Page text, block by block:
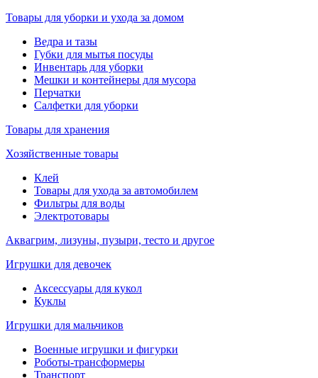
Товары для уборки и ухода за домом
Ведра и тазы
Губки для мытья посуды
Инвентарь для уборки
Мешки и контейнеры для мусора
Перчатки
Салфетки для уборки
Товары для хранения
Хозяйственные товары
Клей
Товары для ухода за автомобилем
Фильтры для воды
Электротовары
Аквагрим, лизуны, пузыри, тесто и другое
Игрушки для девочек
Аксессуары для кукол
Куклы
Игрушки для мальчиков
Военные игрушки и фигурки
Роботы-трансформеры
Транспорт